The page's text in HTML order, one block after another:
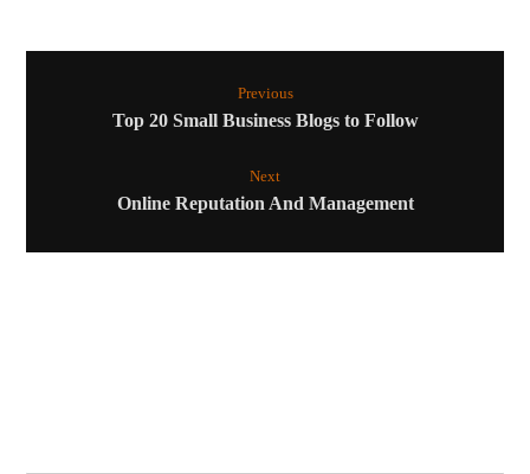
Previous
Top 20 Small Business Blogs to Follow
Next
Online Reputation And Management